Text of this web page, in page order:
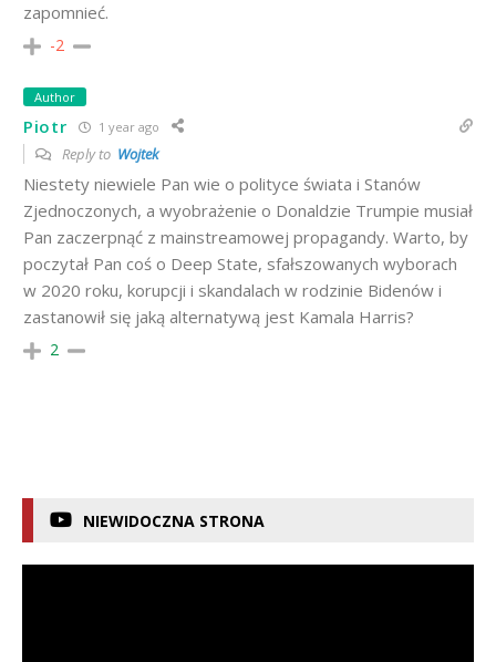
zapomnieć.
-2
Author
Piotr 1 year ago
Reply to Wojtek
Niestety niewiele Pan wie o polityce świata i Stanów
Zjednoczonych, a wyobrażenie o Donaldzie Trumpie musiał
Pan zaczerpnąć z mainstreamowej propagandy. Warto, by
poczytał Pan coś o Deep State, sfałszowanych wyborach
w 2020 roku, korupcji i skandalach w rodzinie Bidenów i
zastanowił się jaką alternatywą jest Kamala Harris?
2
NIEWIDOCZNA STRONA